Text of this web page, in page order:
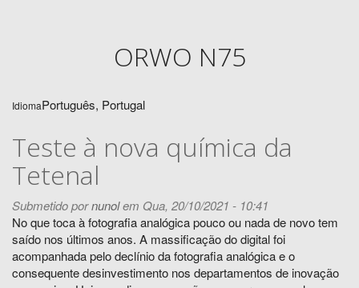
ORWO N75
IdiomaPortuguês, Portugal
Teste à nova química da
Tetenal
Submetido pornunolem Qua, 20/10/2021 - 10:41
No que toca à fotografia analógica pouco ou nada de novo tem
saído nos últimos anos. A massificação do digital foi
acompanhada pelo declínio da fotografia analógica e o
consequente desinvestimento nos departamentos de inovação